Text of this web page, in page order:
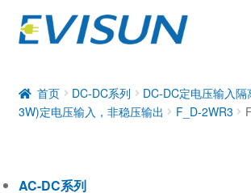
DC-DC系列
工业通信模块
首页 DC-DC系列 DC-DC定电压输入
3W)定电压输入，非稳压输出
F_D-2WR3
AC-DC系列